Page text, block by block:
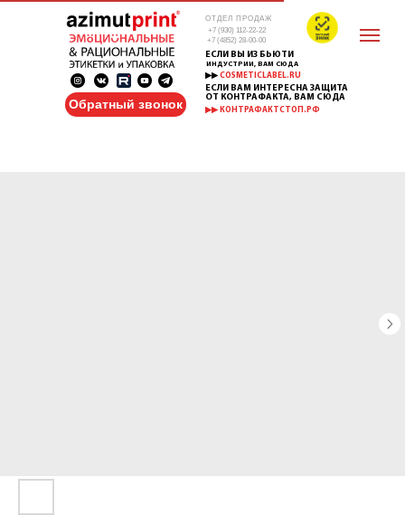
+7 (4852) 28-00-00
Обратный звонок
+7 (930) 112-22-22
ОТДЕЛ ПРОДАЖ
ИНДУСТРИИ, ВАМ СЮДА
ЕСЛИ ВЫ ИЗ БЬЮТИ
▶▶COSMETICLABEL.RU
ЕСЛИ ВАМ ИНТЕРЕСНА ЗАЩИТА
ОТ КОНТРАФАКТА, ВАМ СЮДА
▶▶ КОНТРАФАКТСТОП.РФ